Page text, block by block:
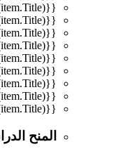
{{mmc.getCurrentTranslation(item.Title)}}
{{mmc.getCurrentTranslation(item.Title)}}
{{mmc.getCurrentTranslation(item.Title)}}
{{mmc.getCurrentTranslation(item.Title)}}
{{mmc.getCurrentTranslation(item.Title)}}
{{mmc.getCurrentTranslation(item.Title)}}
{{mmc.getCurrentTranslation(item.Title)}}
{{mmc.getCurrentTranslation(item.Title)}}
{{mmc.getCurrentTranslation(item.Title)}}
المنح